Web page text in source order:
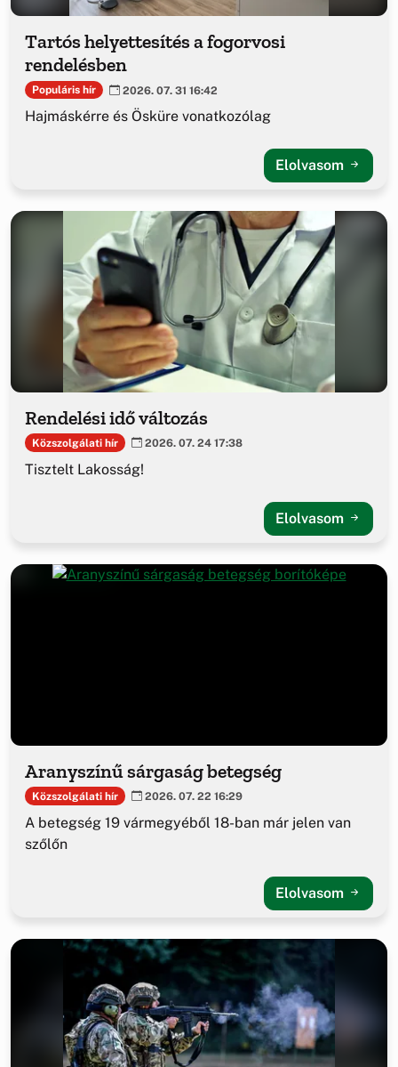
Tartós helyettesítés a fogorvosi
rendelésben
Populáris hír 2026. 07. 31 16:42
Hajmáskérre és Ösküre vonatkozólag
Elolvasom
Rendelési idő változás
Közszolgálati hír 2026. 07. 24 17:38
Tisztelt Lakosság!
Elolvasom
Aranyszínű sárgaság betegség
Közszolgálati hír 2026. 07. 22 16:29
A betegség 19 vármegyéből 18-ban már jelen van
szőlőn
Elolvasom